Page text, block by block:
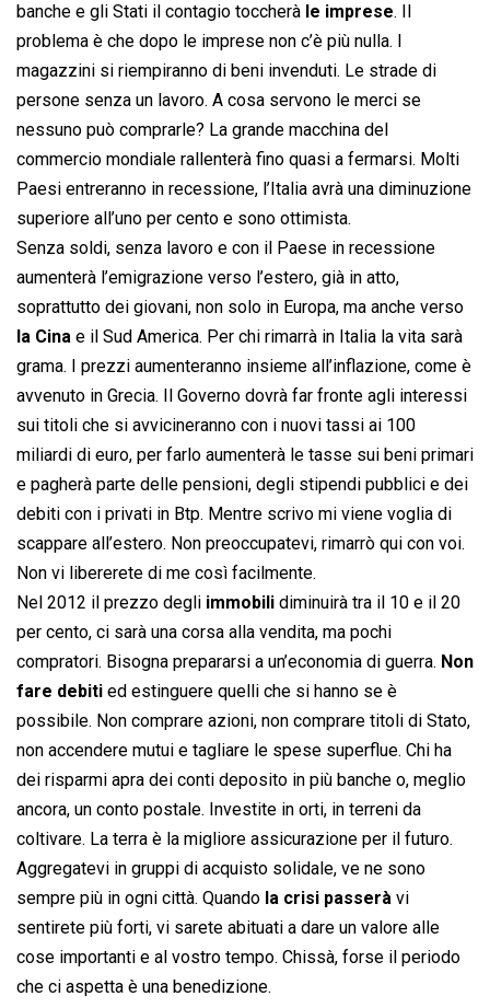
banche e gli Stati il contagio toccherà le imprese. Il
problema è che dopo le imprese non c’è più nulla. I
magazzini si riempiranno di beni invenduti. Le strade di
persone senza un lavoro. A cosa servono le merci se
nessuno può comprarle? La grande macchina del
commercio mondiale rallenterà fino quasi a fermarsi. Molti
Paesi entreranno in recessione, l’Italia avrà una diminuzione
superiore all’uno per cento e sono ottimista.
Senza soldi, senza lavoro e con il Paese in recessione
aumenterà l’emigrazione verso l’estero, già in atto,
soprattutto dei giovani, non solo in Europa, ma anche verso
la Cina e il Sud America. Per chi rimarrà in Italia la vita sarà
grama. I prezzi aumenteranno insieme all’inflazione, come è
avvenuto in Grecia. Il Governo dovrà far fronte agli interessi
sui titoli che si avvicineranno con i nuovi tassi ai 100
miliardi di euro, per farlo aumenterà le tasse sui beni primari
e pagherà parte delle pensioni, degli stipendi pubblici e dei
debiti con i privati in Btp. Mentre scrivo mi viene voglia di
scappare all’estero. Non preoccupatevi, rimarrò qui con voi.
Non vi libererete di me così facilmente.
Nel 2012 il prezzo degli immobili diminuirà tra il 10 e il 20
per cento, ci sarà una corsa alla vendita, ma pochi
compratori. Bisogna prepararsi a un’economia di guerra. Non
fare debiti ed estinguere quelli che si hanno se è
possibile. Non comprare azioni, non comprare titoli di Stato,
non accendere mutui e tagliare le spese superflue. Chi ha
dei risparmi apra dei conti deposito in più banche o, meglio
ancora, un conto postale. Investite in orti, in terreni da
coltivare. La terra è la migliore assicurazione per il futuro.
Aggregatevi in gruppi di acquisto solidale, ve ne sono
sempre più in ogni città. Quando la crisi passerà vi
sentirete più forti, vi sarete abituati a dare un valore alle
cose importanti e al vostro tempo. Chissà, forse il periodo
che ci aspetta è una benedizione.